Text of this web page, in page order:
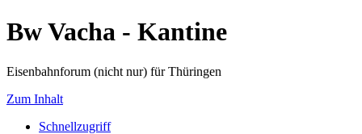
Bw Vacha - Kantine
Eisenbahnforum (nicht nur) für Thüringen
Zum Inhalt
Schnellzugriff